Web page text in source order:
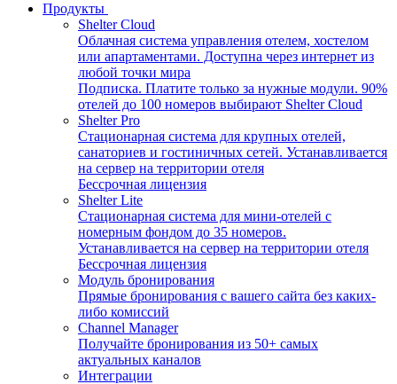
Продукты
Shelter Cloud
Облачная система управления отелем, хостелом
или апартаментами. Доступна через интернет из
любой точки мира
Подписка. Платите только за нужные модули. 90%
отелей до 100 номеров выбирают Shelter Cloud
Shelter Pro
Стационарная система для крупных отелей,
санаториев и гостиничных сетей. Устанавливается
на сервер на территории отеля
Бессрочная лицензия
Shelter Lite
Стационарная система для мини-отелей с
номерным фондом до 35 номеров.
Устанавливается на сервер на территории отеля
Бессрочная лицензия
Модуль бронирования
Прямые бронирования с вашего сайта без каких-
либо комиссий
Channel Manager
Получайте бронирования из 50+ самых
актуальных каналов
Интеграции